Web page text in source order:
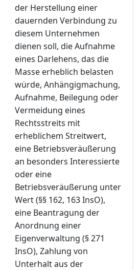
der Herstellung einer
dauernden Verbindung zu
diesem Unternehmen
dienen soll, die Aufnahme
eines Darlehens, das die
Masse erheblich belasten
würde, Anhängigmachung,
Aufnahme, Beilegung oder
Vermeidung eines
Rechtsstreits mit
erheblichem Streitwert,
eine Betriebsveräußerung
an besonders Interessierte
oder eine
Betriebsveräußerung unter
Wert (§§ 162, 163 InsO),
eine Beantragung der
Anordnung einer
Eigenverwaltung (§ 271
InsO), Zahlung von
Unterhalt aus der